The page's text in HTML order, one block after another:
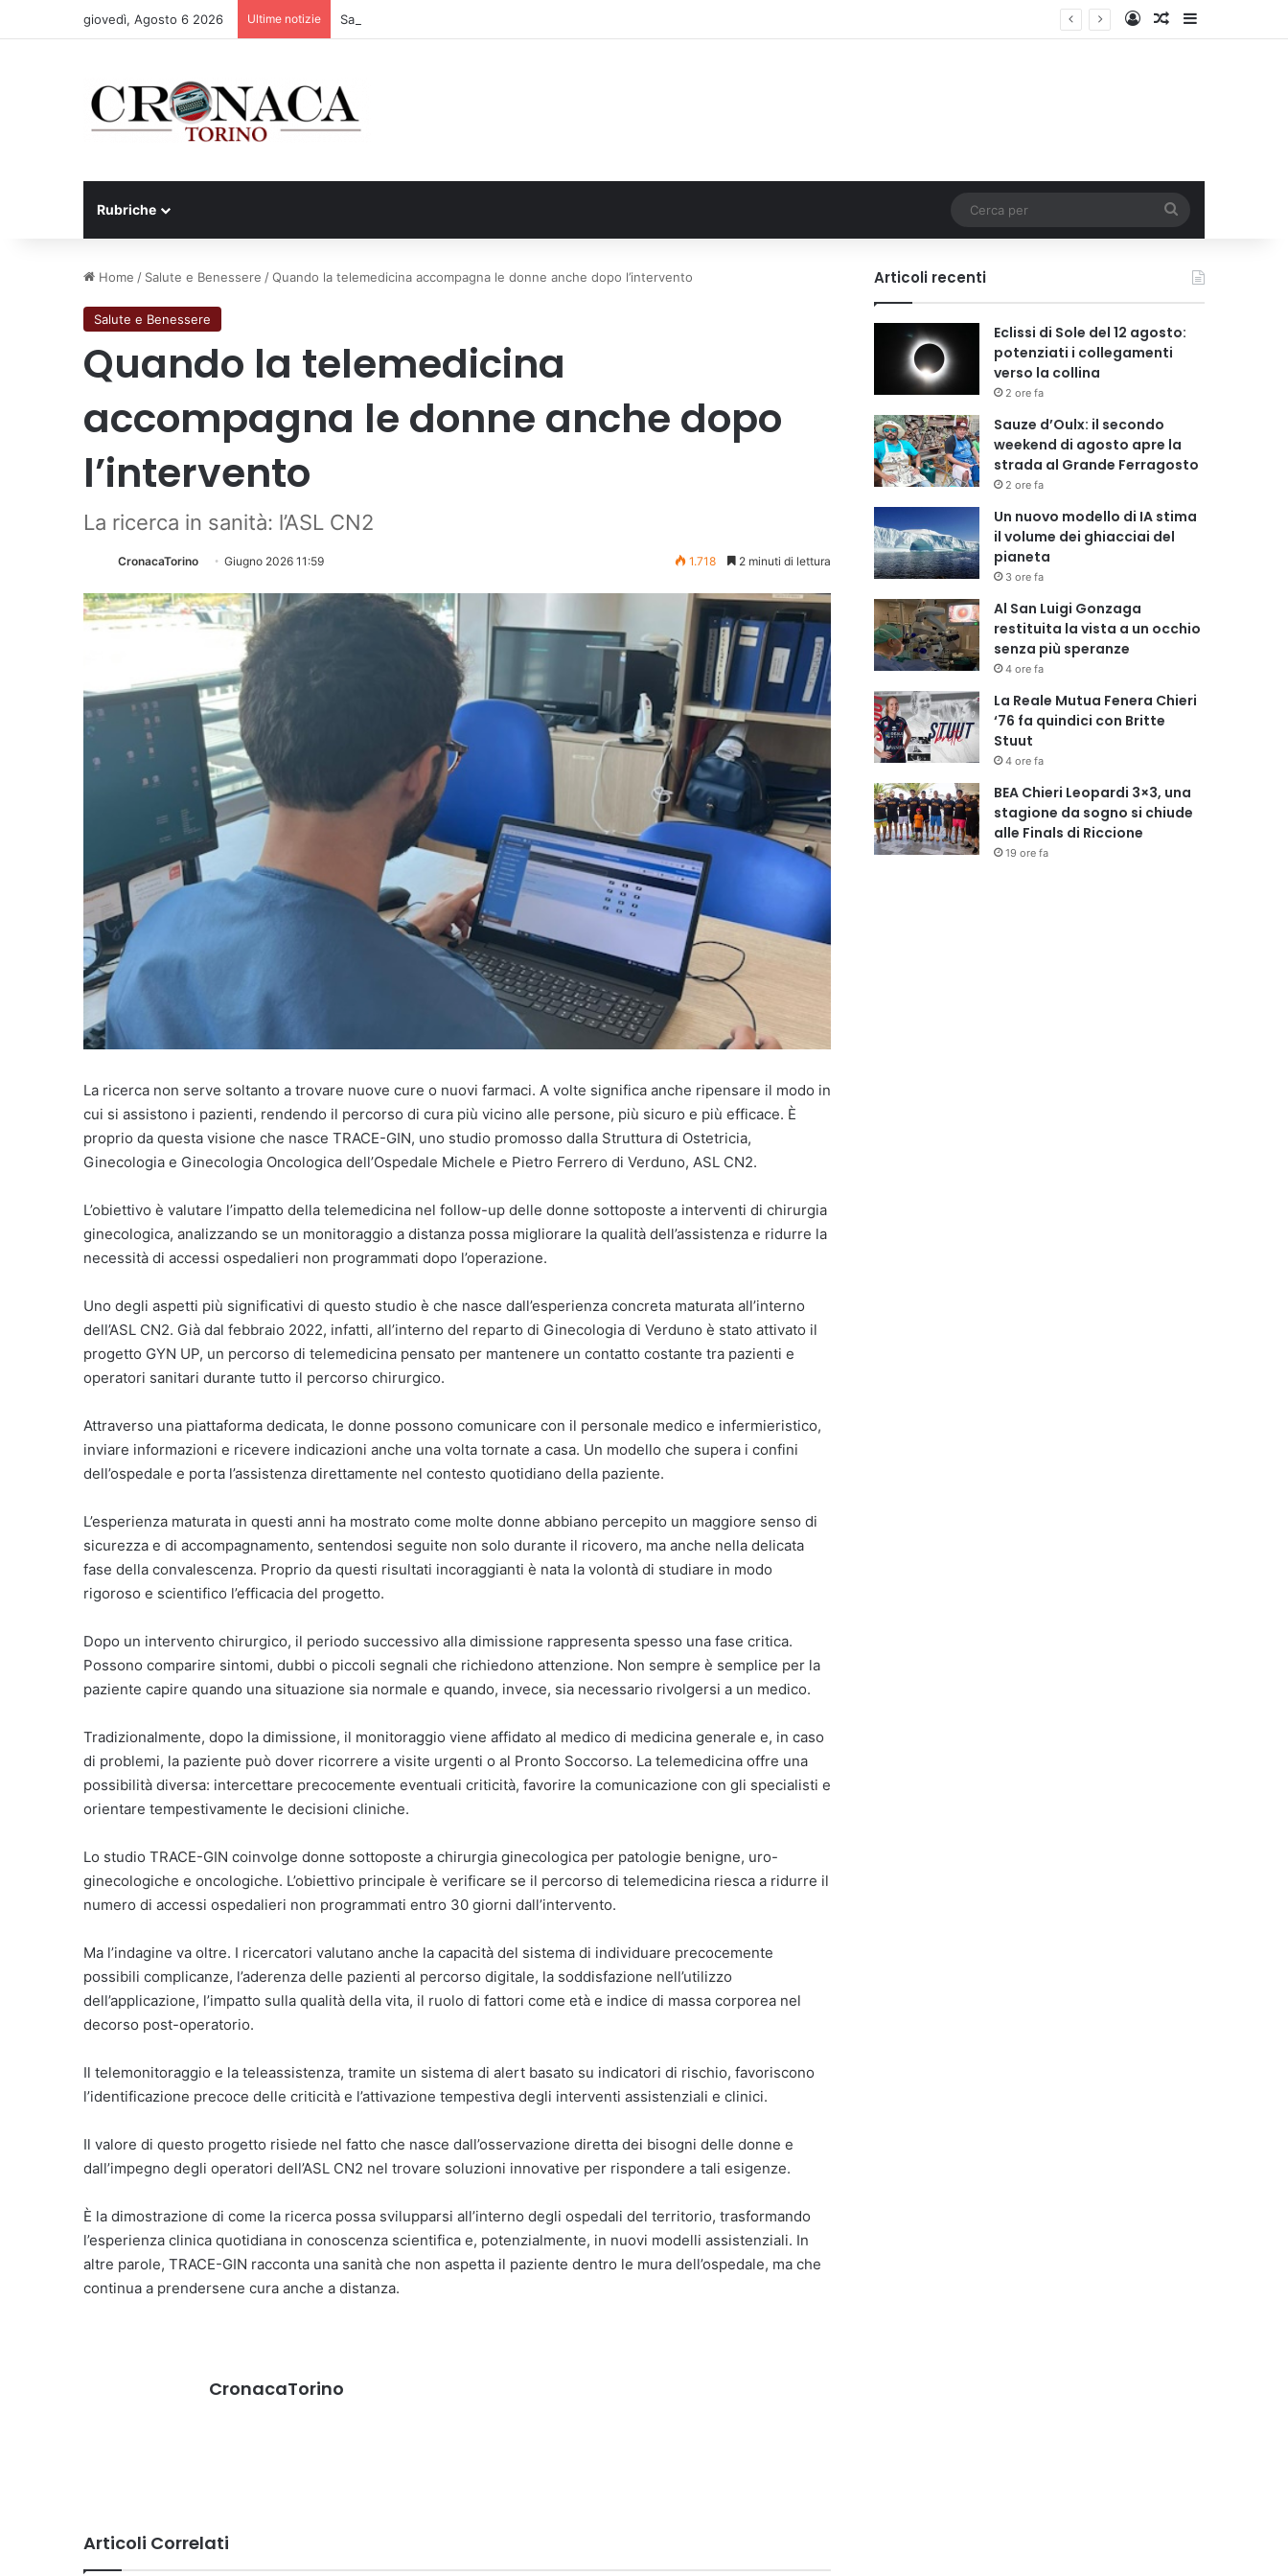
giovedì, Agosto 6 2026 Ultime notizie Sauze d’Oulx: il secondo weekend di agosto apre la strada al Grande Ferragosto AccediUn articolo a
Rubriche
per
Home / Salute e Benessere /Quando la telemedicina accompagna le donne anche dopo l’intervento
Salute e Benessere
Quando la telemedicina
accompagna le donne anche dopo
l’intervento
La ricerca in sanità: l’ASL CN2
CronacaTorino Giugno 2026 11:59 1.718 2 minuti di lettura
La ricerca non serve soltanto a trovare nuove cure o nuovi farmaci. A volte significa anche ripensare il modo in
cui si assistono i pazienti, rendendo il percorso di cura più vicino alle persone, più sicuro e più efficace. È
proprio da questa visione che nasce TRACE-GIN, uno studio promosso dalla Struttura di Ostetricia,
Ginecologia e Ginecologia Oncologica dell’Ospedale Michele e Pietro Ferrero di Verduno, ASL CN2.
L’obiettivo è valutare l’impatto della telemedicina nel follow-up delle donne sottoposte a interventi di chirurgia
ginecologica, analizzando se un monitoraggio a distanza possa migliorare la qualità dell’assistenza e ridurre la
necessità di accessi ospedalieri non programmati dopo l’operazione.
Uno degli aspetti più significativi di questo studio è che nasce dall’esperienza concreta maturata all’interno
dell’ASL CN2. Già dal febbraio 2022, infatti, all’interno del reparto di Ginecologia di Verduno è stato attivato il
progetto GYN UP, un percorso di telemedicina pensato per mantenere un contatto costante tra pazienti e
operatori sanitari durante tutto il percorso chirurgico.
Attraverso una piattaforma dedicata, le donne possono comunicare con il personale medico e infermieristico,
inviare informazioni e ricevere indicazioni anche una volta tornate a casa. Un modello che supera i confini
dell’ospedale e porta l’assistenza direttamente nel contesto quotidiano della paziente.
L’esperienza maturata in questi anni ha mostrato come molte donne abbiano percepito un maggiore senso di
sicurezza e di accompagnamento, sentendosi seguite non solo durante il ricovero, ma anche nella delicata
fase della convalescenza. Proprio da questi risultati incoraggianti è nata la volontà di studiare in modo
rigoroso e scientifico l’efficacia del progetto.
Dopo un intervento chirurgico, il periodo successivo alla dimissione rappresenta spesso una fase critica.
Possono comparire sintomi, dubbi o piccoli segnali che richiedono attenzione. Non sempre è semplice per la
paziente capire quando una situazione sia normale e quando, invece, sia necessario rivolgersi a un medico.
Tradizionalmente, dopo la dimissione, il monitoraggio viene affidato al medico di medicina generale e, in caso
di problemi, la paziente può dover ricorrere a visite urgenti o al Pronto Soccorso. La telemedicina offre una
possibilità diversa: intercettare precocemente eventuali criticità, favorire la comunicazione con gli specialisti e
orientare tempestivamente le decisioni cliniche.
Lo studio TRACE-GIN coinvolge donne sottoposte a chirurgia ginecologica per patologie benigne, uro-
ginecologiche e oncologiche. L’obiettivo principale è verificare se il percorso di telemedicina riesca a ridurre il
numero di accessi ospedalieri non programmati entro 30 giorni dall’intervento.
Ma l’indagine va oltre. I ricercatori valutano anche la capacità del sistema di individuare precocemente
possibili complicanze, l’aderenza delle pazienti al percorso digitale, la soddisfazione nell’utilizzo
dell’applicazione, l’impatto sulla qualità della vita, il ruolo di fattori come età e indice di massa corporea nel
decorso post-operatorio.
Il telemonitoraggio e la teleassistenza, tramite un sistema di alert basato su indicatori di rischio, favoriscono
l’identificazione precoce delle criticità e l’attivazione tempestiva degli interventi assistenziali e clinici.
Il valore di questo progetto risiede nel fatto che nasce dall’osservazione diretta dei bisogni delle donne e
dall’impegno degli operatori dell’ASL CN2 nel trovare soluzioni innovative per rispondere a tali esigenze.
È la dimostrazione di come la ricerca possa svilupparsi all’interno degli ospedali del territorio, trasformando
l’esperienza clinica quotidiana in conoscenza scientifica e, potenzialmente, in nuovi modelli assistenziali. In
altre parole, TRACE-GIN racconta una sanità che non aspetta il paziente dentro le mura dell’ospedale, ma che
continua a prendersene cura anche a distanza.
CronacaTorino
Articoli Correlati
Articoli recenti
Eclissi di Sole del 12 agosto:
potenziati i collegamenti
verso la collina
2 ore fa
Sauze d’Oulx: il secondo
weekend di agosto apre la
strada al Grande Ferragosto
2 ore fa
Un nuovo modello di IA stima
il volume dei ghiacciai del
pianeta
3 ore fa
Al San Luigi Gonzaga
restituita la vista a un occhio
senza più speranze
4 ore fa
La Reale Mutua Fenera Chieri
‘76 fa quindici con Britte
Stuut
4 ore fa
BEA Chieri Leopardi 3×3, una
stagione da sogno si chiude
alle Finals di Riccione
19 ore fa